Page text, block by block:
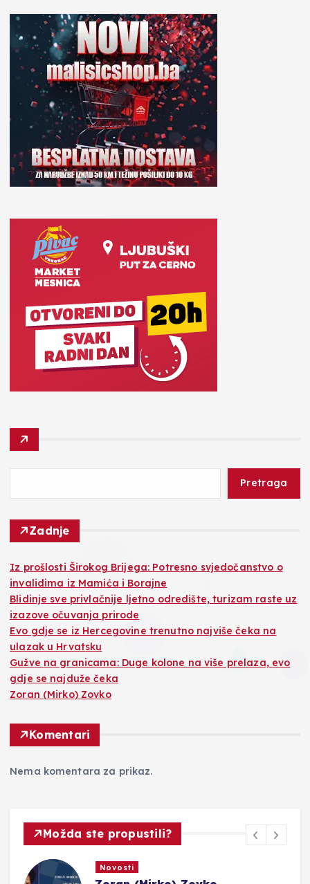
Pretraga
Zadnje
Iz prošlosti Širokog Brijega: Potresno svjedočanstvo o
invalidima iz Mamića i Borajne
Blidinje sve privlačnije ljetno odredište, turizam raste uz
izazove očuvanja prirode
Evo gdje se iz Hercegovine trenutno najviše čeka na
ulazak u Hrvatsku
Gužve na granicama: Duge kolone na više prelaza, evo
gdje se najduže čeka
Zoran (Mirko) Zovko
Komentari
Nema komentara za prikaz.
Možda ste propustili?
Novosti